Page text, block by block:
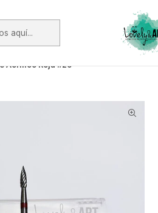
www.starken.cl/
Acrilico Roja #29